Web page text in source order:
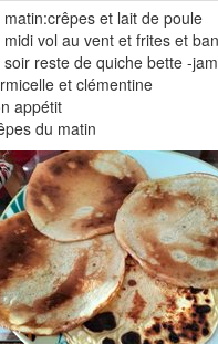
matin:crêpes et lait de poule
midi vol au vent et frites et
soir reste de quiche bette -
et clémentine
appétit
du matin